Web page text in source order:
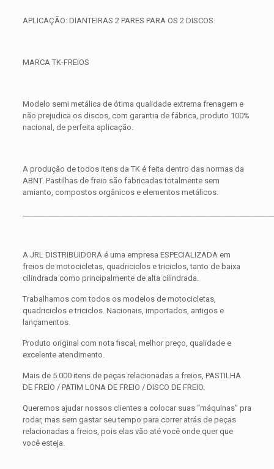
APLICAÇÃO: DIANTEIRAS 2 PARES PARA OS 2 DISCOS.
MARCA TK-FREIOS
Modelo semi metálica de ótima qualidade extrema frenagem e
não prejudica os discos, com garantia de fábrica, produto 100%
nacional, de perfeita aplicação.
A produção de todos itens da TK é feita dentro das normas da
ABNT. Pastilhas de freio são fabricadas totalmente sem
amianto, compostos orgânicos e elementos metálicos.
A JRL DISTRIBUIDORA é uma empresa ESPECIALIZADA em
freios de motocicletas, quadriciclos e triciclos, tanto de baixa
cilindrada como principalmente de alta cilindrada.
Trabalhamos com todos os modelos de motocicletas,
quadriciclos e triciclos. Nacionais, importados, antigos e
lançamentos.
Produto original com nota fiscal, melhor preço, qualidade e
excelente atendimento.
Mais de 5.000 itens de peças relacionadas a freios, PASTILHA
DE FREIO / PATIM LONA DE FREIO / DISCO DE FREIO.
Queremos ajudar nossos clientes a colocar suas “máquinas” pra
rodar, mas sem gastar seu tempo para correr atrás de peças
relacionadas a freios, pois elas vão até você onde quer que
você esteja.